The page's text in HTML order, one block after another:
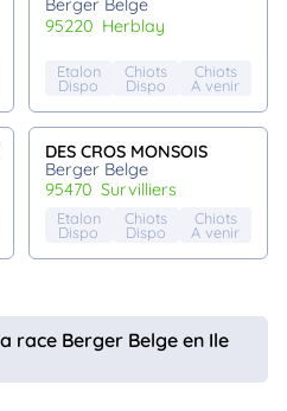
Berger Belge
95220
herblay
Etalon
Dispo
Chiots
Dispo
Chiots
A venir
DES CROS MONSOIS
Berger Belge
95470
survilliers
Etalon
Dispo
Chiots
Dispo
Chiots
A venir
race Berger Belge en Ile